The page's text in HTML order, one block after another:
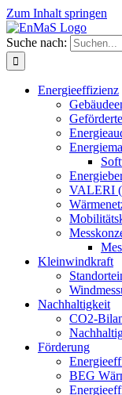
Zum Inhalt springen
Suche nach:
Energieeffizienz
VALERI
Kleinwindkraft
Nachhaltigkeit
CO2-
Förderung
BEG